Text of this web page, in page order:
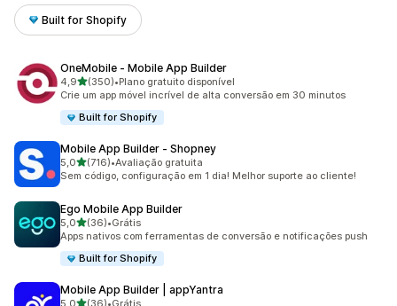
Built for Shopify
OneMobile ‑ Mobile App Builder
4,9de 5 estrelas
(350)
350 avaliações ao todo
•Plano gratuito disponível
Crie um app móvel incrível de alta conversão em 30 minutos
Built for Shopify
Mobile App Builder ‑ Shopney
5,0de 5 estrelas
(716)
716 avaliações ao todo
•Avaliação gratuita
Sem código, configuração em 1 dia! Melhor suporte ao cliente!
Ego Mobile App Builder
5,0de 5 estrelas
(36)
36 avaliações ao todo
•Grátis
Apps nativos com ferramentas de conversão e notificações push
Built for Shopify
Mobile App Builder | appYantra
5,0de 5 estrelas
(36)•Grátis